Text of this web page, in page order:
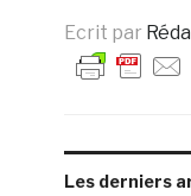
Ecrit par
Les derniers